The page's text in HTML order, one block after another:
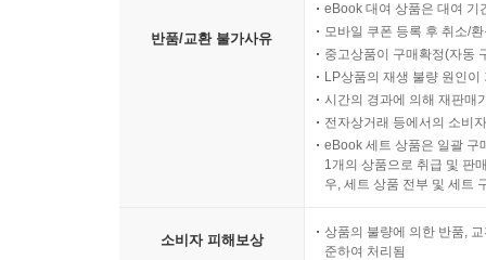
반품/교환 불가사유
eBook 대여 상품은 대여 기
모바일 쿠폰 등록 후 취소/
중고상품이 구매확정(자동
LP상품의 재생 불량 원인
시간의 경과에 의해 재판매
전자상거래 등에서의 소비
eBook 세트 상품은 일괄 구
1개의 상품으로 취급 및 판
우, 세트 상품 전부 및 세트
소비자 피해보상
상품의 불량에 의한 반품,
준하여 처리됨